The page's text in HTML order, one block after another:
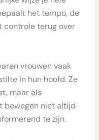
het tempo, de
controle terug over
vrouwen vaak
in hun hoofd. Ze
maar als
bewegen niet altijd
te zijn.